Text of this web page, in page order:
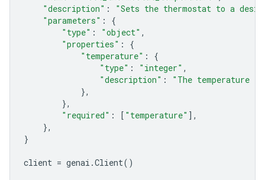
"description" :
"Sets the thermostat to a
"parameters" :
{
"type" : "object" ,
"properties" :
{
"temperature" :
{
"type" : "integer" ,
"description" :
"The temperature
},
},
"required" : [ "temperature" ],
},
}
client = genai .Client()